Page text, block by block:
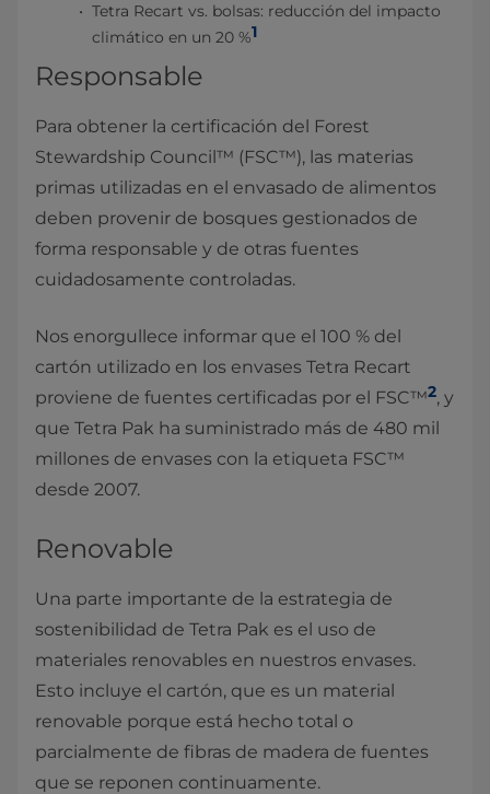
Tetra Recart vs. bolsas: reducción del impacto
climático en un 20 %1
Responsable
Para obtener la certificación del Forest
Stewardship Council™ (FSC™), las materias
primas utilizadas en el envasado de alimentos
deben provenir de bosques gestionados de
forma responsable y de otras fuentes
cuidadosamente controladas.
Nos enorgullece informar que el 100 % del
cartón utilizado en los envases Tetra Recart
proviene de fuentes certificadas por el FSC™2, y
que Tetra Pak ha suministrado más de 480 mil
millones de envases con la etiqueta FSC™
desde 2007.
Renovable
Una parte importante de la estrategia de
sostenibilidad de Tetra Pak es el uso de
materiales renovables en nuestros envases.
Esto incluye el cartón, que es un material
renovable porque está hecho total o
parcialmente de fibras de madera de fuentes
que se reponen continuamente.